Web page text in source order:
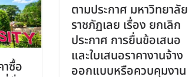
าซื้อ
ตามประกาศ มหาวิทยาลัย
ราชภัฏเลย เรื่อง ยกเลิก
ประกาศ การยื่นข้อเสนอ
และใบเสนอราคางานจ้าง
ออกแบบหรือควบคุมงาน